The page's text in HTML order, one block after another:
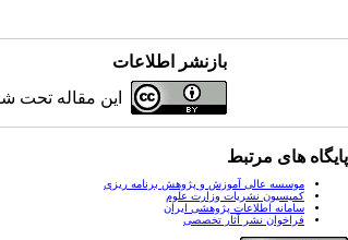
بازنشر اطلاعات
این مقاله تحت
پایگاه های مرتبط
موسسه عالی آموزش و پژوهش برنامه ریزی
کمیسیون نشریات وزارت علوم
سامانه اطلاعات پژوهشی ایران
فراخوان نشر آثار تخصصی